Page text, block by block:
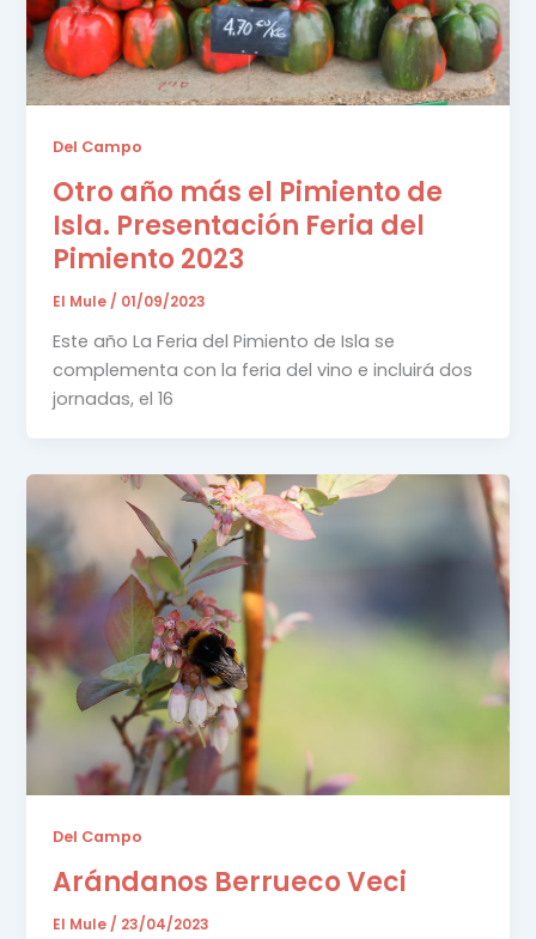
Del Campo
Otro año más el Pimiento de
Isla. Presentación Feria del
Pimiento 2023
El Mule / 01/09/2023
Este año La Feria del Pimiento de Isla se
complementa con la feria del vino e incluirá dos
jornadas, el 16
Del Campo
Arándanos Berrueco Veci
El Mule / 23/04/2023